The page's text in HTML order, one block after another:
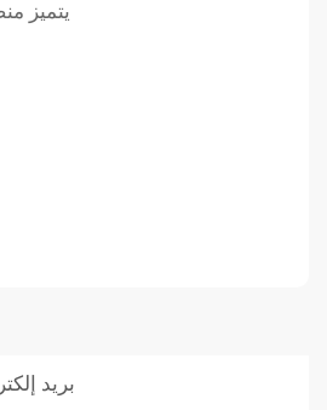
يتميز
بريد